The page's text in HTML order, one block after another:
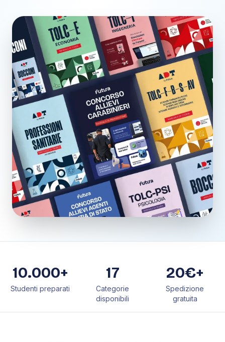
10.000+
Studenti preparati
17
Categorie
disponibili
20€+
Spedizione
gratuita